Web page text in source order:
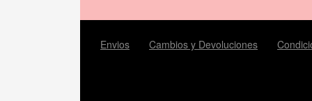
Envios Cambios y Devoluciones